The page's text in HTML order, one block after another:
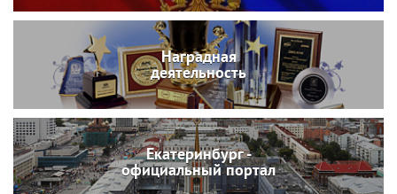
Наградная
деятельность
Екатеринбург -
официальный портал